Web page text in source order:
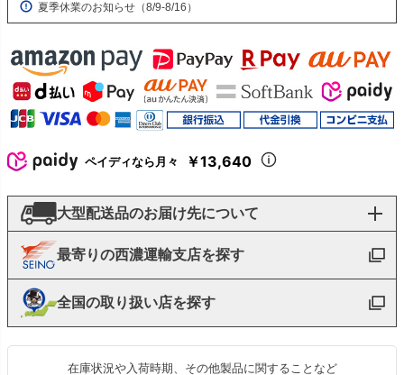
夏季休業のお知らせ（8/9-8/16）
ペイディなら月々 ￥13,640
大型配送品のお届け先について
最寄りの西濃運輸支店を探す
全国の取り扱い店を探す
在庫状況や入荷時期、その他製品に関することなど